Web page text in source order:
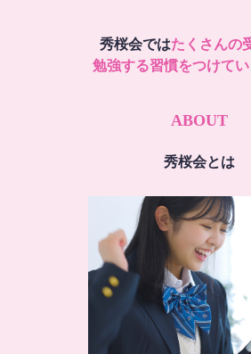
秀桜会ではたくさんの
勉強する習慣をつけてい
ABOUT
秀桜会とは